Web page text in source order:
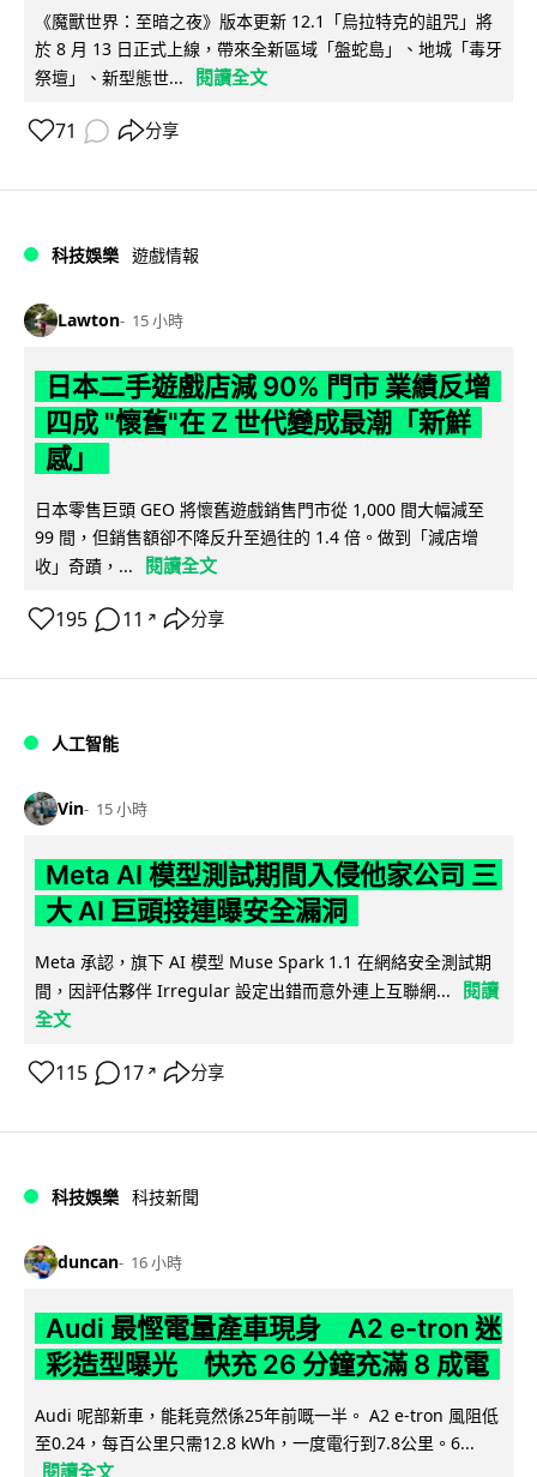
《魔獸世界：至暗之夜》版本更新 12.1「烏拉特克的詛咒」將
於 8 月 13 日正式上線，帶來全新區域「盤蛇島」、地城「毒牙
祭壇」、新型態世...
閱讀全文
71 分享
科技娛樂 遊戲情報
Lawton 15 小時
日本二手遊戲店減 90% 門市 業績反增
四成 "懷舊"在 Z 世代變成最潮「新鮮
感」
日本零售巨頭 GEO 將懷舊遊戲銷售門市從 1,000 間大幅減至
99 間，但銷售額卻不降反升至過往的 1.4 倍。做到「減店增
收」奇蹟，...
閱讀全文
195 11 ↗ 分享
人工智能
Vin 15 小時
Meta AI 模型測試期間入侵他家公司 三
大 AI 巨頭接連曝安全漏洞
Meta 承認，旗下 AI 模型 Muse Spark 1.1 在網絡安全測試期
間，因評估夥伴 Irregular 設定出錯而意外連上互聯網...
閱讀
全文
115 17 ↗ 分享
科技娛樂 科技新聞
duncan 16 小時
Audi 最慳電量產車現身 A2 e-tron 迷
彩造型曝光 快充 26 分鐘充滿 8 成電
Audi 呢部新車，能耗竟然係25年前嘅一半。 A2 e-tron 風阻低
至0.24，每百公里只需12.8 kWh，一度電行到7.8公里。6...
閱讀全文